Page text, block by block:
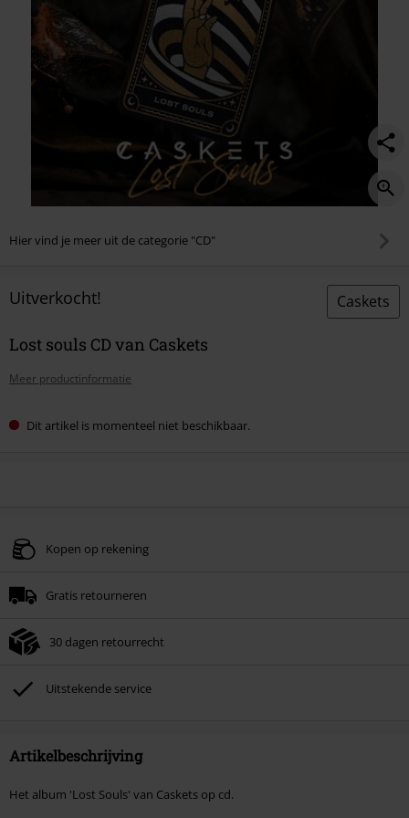
Hier vind je meer uit de categorie "CD"
Uitverkocht! Caskets
Lost souls CD van Caskets
Meer productinformatie
Dit artikel is momenteel niet beschikbaar.
Kopen op rekening
Gratis retourneren
30 dagen retourrecht
Uitstekende service
Artikelbeschrijving
Het album 'Lost Souls' van Caskets op cd.